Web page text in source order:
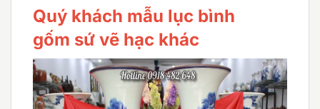
Quý khách mẫu lục bình
gốm sứ vẽ hạc khác